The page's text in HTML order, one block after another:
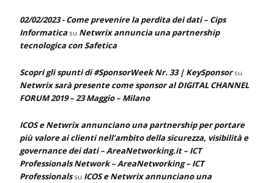
02/02/2023 - Come prevenire la perdita dei dati – Cips
Informaticasu Netwrix annuncia una partnership
tecnologica con Safetica
Scopri gli spunti di #SponsorWeek Nr. 33 | KeySponsorsu
Netwrix sarà presente come sponsor al DIGITAL CHANNEL
FORUM 2019 – 23 Maggio – Milano
ICOS e Netwrix annunciano una partnership per portare
più valore ai clienti nell’ambito della sicurezza, visibilità e
governance dei dati – AreaNetworking.it – ICT
Professionals Network – AreaNetworking – ICT
Professionalssu ICOS e Netwrix annunciano una